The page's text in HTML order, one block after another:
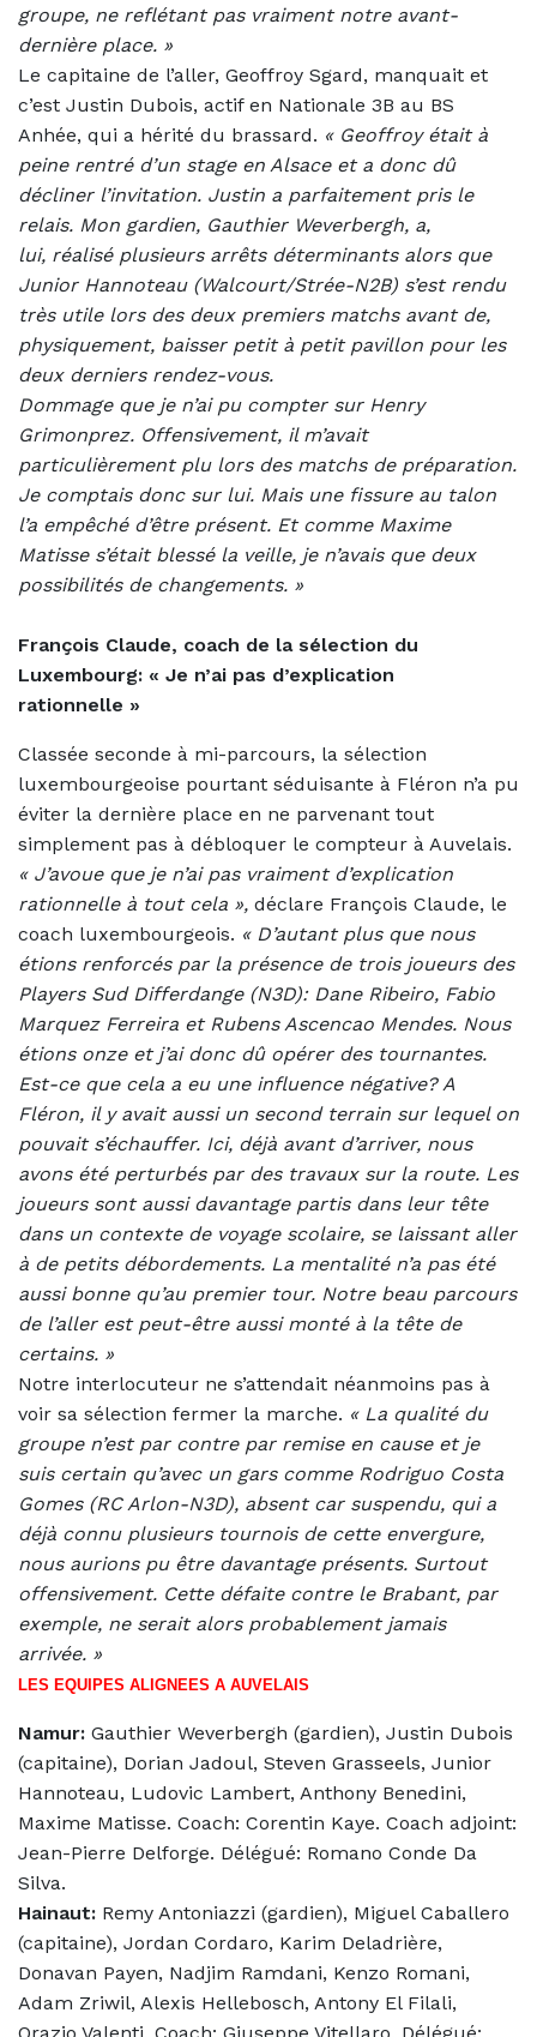
groupe, ne reflétant pas vraiment notre avant-
dernière place. »
Le capitaine de l’aller, Geoffroy Sgard, manquait et
c’est Justin Dubois, actif en Nationale 3B au BS
Anhée, qui a hérité du brassard. « Geoffroy était à
peine rentré d’un stage en Alsace et a donc dû
décliner l’invitation. Justin a parfaitement pris le
relais. Mon gardien, Gauthier Weverbergh, a,
lui, réalisé plusieurs arrêts déterminants alors que
Junior Hannoteau (Walcourt/Strée-N2B) s’est rendu
très utile lors des deux premiers matchs avant de,
physiquement, baisser petit à petit pavillon pour les
deux derniers rendez-vous.
Dommage que je n’ai pu compter sur Henry
Grimonprez. Offensivement, il m’avait
particulièrement plu lors des matchs de préparation.
Je comptais donc sur lui. Mais une fissure au talon
l’a empêché d’être présent. Et comme Maxime
Matisse s’était blessé la veille, je n’avais que deux
possibilités de changements. »
François Claude, coach de la sélection du
Luxembourg: « Je n’ai pas d’explication
rationnelle »
Classée seconde à mi-parcours, la sélection
luxembourgeoise pourtant séduisante à Fléron n’a pu
éviter la dernière place en ne parvenant tout
simplement pas à débloquer le compteur à Auvelais.
« J’avoue que je n’ai pas vraiment d’explication
rationnelle à tout cela », déclare François Claude, le
coach luxembourgeois. « D’autant plus que nous
étions renforcés par la présence de trois joueurs des
Players Sud Differdange (N3D): Dane Ribeiro, Fabio
Marquez Ferreira et Rubens Ascencao Mendes. Nous
étions onze et j’ai donc dû opérer des tournantes.
Est-ce que cela a eu une influence négative? A
Fléron, il y avait aussi un second terrain sur lequel on
pouvait s’échauffer. Ici, déjà avant d’arriver, nous
avons été perturbés par des travaux sur la route. Les
joueurs sont aussi davantage partis dans leur tête
dans un contexte de voyage scolaire, se laissant aller
à de petits débordements. La mentalité n’a pas été
aussi bonne qu’au premier tour. Notre beau parcours
de l’aller est peut-être aussi monté à la tête de
certains. »
Notre interlocuteur ne s’attendait néanmoins pas à
voir sa sélection fermer la marche. « La qualité du
groupe n’est par contre par remise en cause et je
suis certain qu’avec un gars comme Rodriguo Costa
Gomes (RC Arlon-N3D), absent car suspendu, qui a
déjà connu plusieurs tournois de cette envergure,
nous aurions pu être davantage présents. Surtout
offensivement. Cette défaite contre le Brabant, par
exemple, ne serait alors probablement jamais
arrivée. »
LES EQUIPES ALIGNEES A AUVELAIS
Namur: Gauthier Weverbergh (gardien), Justin Dubois
(capitaine), Dorian Jadoul, Steven Grasseels, Junior
Hannoteau, Ludovic Lambert, Anthony Benedini,
Maxime Matisse. Coach: Corentin Kaye. Coach adjoint:
Jean-Pierre Delforge. Délégué: Romano Conde Da
Silva.
Hainaut: Remy Antoniazzi (gardien), Miguel Caballero
(capitaine), Jordan Cordaro, Karim Deladrière,
Donavan Payen, Nadjim Ramdani, Kenzo Romani,
Adam Zriwil, Alexis Hellebosch, Antony El Filali,